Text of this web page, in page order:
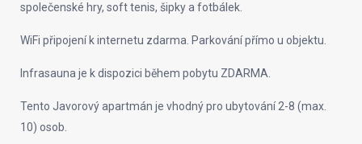
společenské hry, soft tenis, šipky a fotbálek.
WiFi připojení k internetu zdarma. Parkování přímo u objektu.
Infrasauna je k dispozici během pobytu ZDARMA.
Tento Javorový apartmán je vhodný pro ubytování 2-8 (max.
10) osob.